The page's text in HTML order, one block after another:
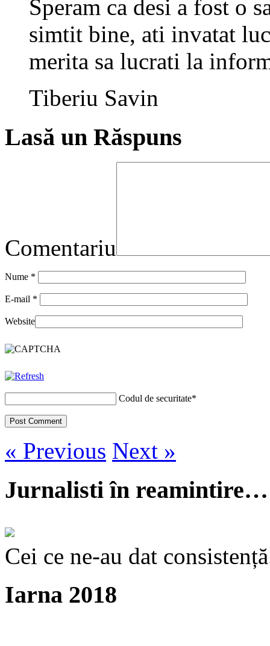
Speram ca desi a fost o
simtit bine, ati invatat
merita sa lucrati la
Tiberiu Savin
Lasă un Răspuns
Comentariu
Nume *
E-mail *
Website
Codul de securitate*
« Previous Next »
Jurnalisti în reamintire…
Cei ce ne-au dat
Iarna 2018